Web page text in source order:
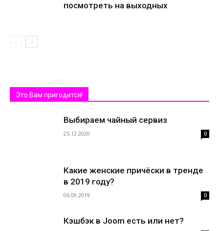
посмотреть на выходных
Это Вам пригодится!
Выбираем чайный сервиз
25.12.2020 0
Какие женские причёски в тренде
в 2019 году?
06.09.2019 0
Кэшбэк в Joom есть или нет?